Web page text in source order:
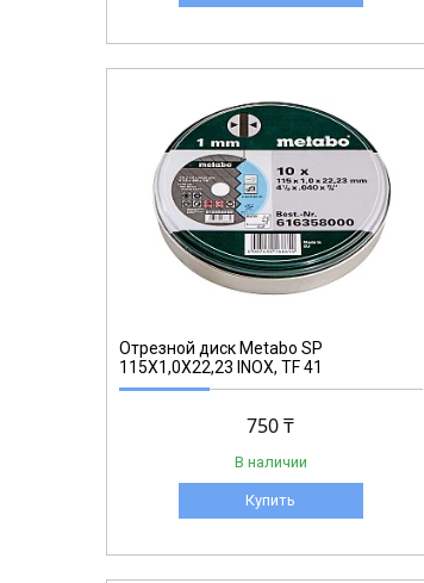
Отрезной диск Metabo SP
115X1,0X22,23 INOX, TF 41
750 ₸
В наличии
Купить
616460000